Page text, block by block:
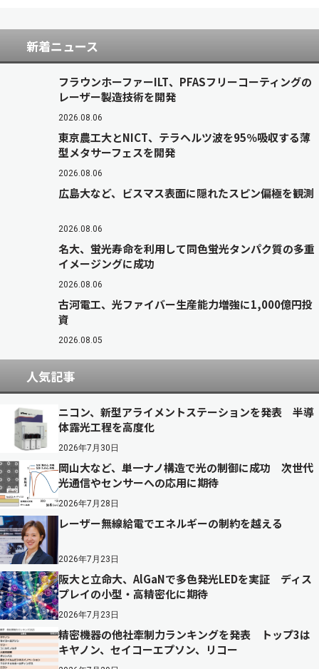
新着ニュース
フラウンホーファーILT、PFASフリーコーティングの
レーザー製造技術を開発
2026.08.06
東京農工大とNICT、テラヘルツ波を95％吸収する薄
型メタサーフェスを開発
2026.08.06
広島大など、ビスマス表面に隠れたスピン偏極を観測
2026.08.06
名大、蛍光寿命を利用して同色蛍光タンパク質の多重
イメージングに成功
2026.08.06
古河電工、光ファイバー生産能力増強に1,000億円投
資
2026.08.05
人気記事
ニコン、新型アライメントステーションを発表 半導
体露光工程を高度化
2026年7月30日
岡山大など、単一ナノ構造で光の制御に成功 次世代
光通信やセンサーへの応用に期待
2026年7月28日
レーザー無線給電でエネルギーの制約を越える
2026年7月23日
阪大と立命大、AlGaNで多色発光LEDを実証 ディス
プレイの小型・高精密化に期待
2026年7月23日
精密機器の他社牽制力ランキングを発表 トップ3は
キヤノン、セイコーエプソン、リコー